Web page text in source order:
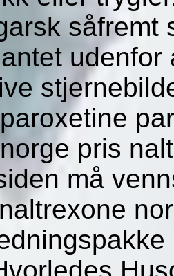
såfremt
pris
må